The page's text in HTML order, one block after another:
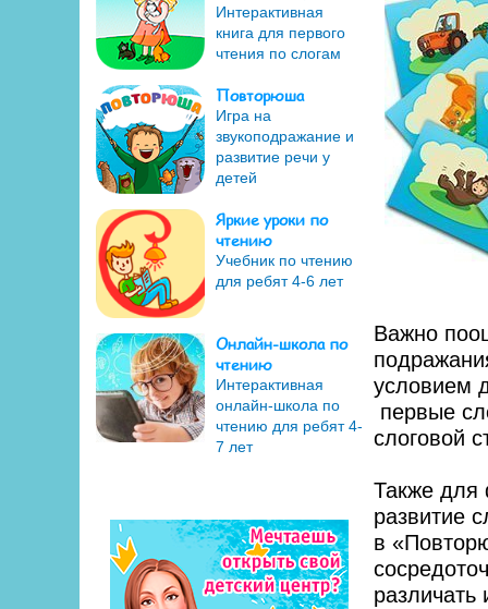
Интерактивная
книга для первого
чтения по слогам
Повторюша
Игра на
звукоподражание и
развитие речи у
детей
Яркие уроки по
чтению
Учебник по чтению
для ребят 4-6 лет
Онлайн-школа по
чтению
Интерактивная
онлайн-школа по
чтению для ребят 4-
7 лет
Важно
условием
первые
слоговой
Также для
развитие
в
различать